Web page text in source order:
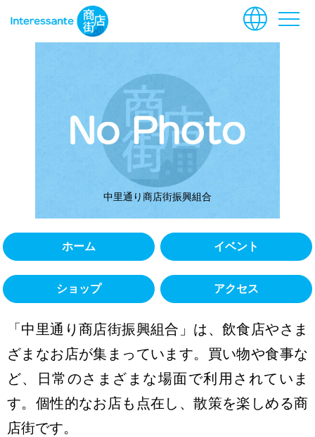
language menu
中里通り商店街振興組合
ホーム イベント
ショップ アクセス
「中里通り商店街振興組合」は、飲食店やさま
ざまなお店が集まっています。買い物や食事な
ど、日常のさまざまな場面で利用されていま
す。個性的なお店も点在し、散策を楽しめる商
店街です。